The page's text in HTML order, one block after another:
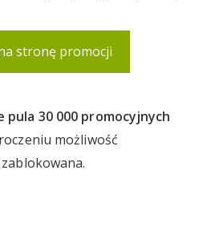
stronę promocji
30 000 promocyjnych
możliwość